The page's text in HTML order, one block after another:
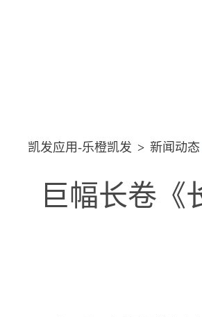
凯发应用-乐橙凯发 > 新闻动态
巨幅长卷《